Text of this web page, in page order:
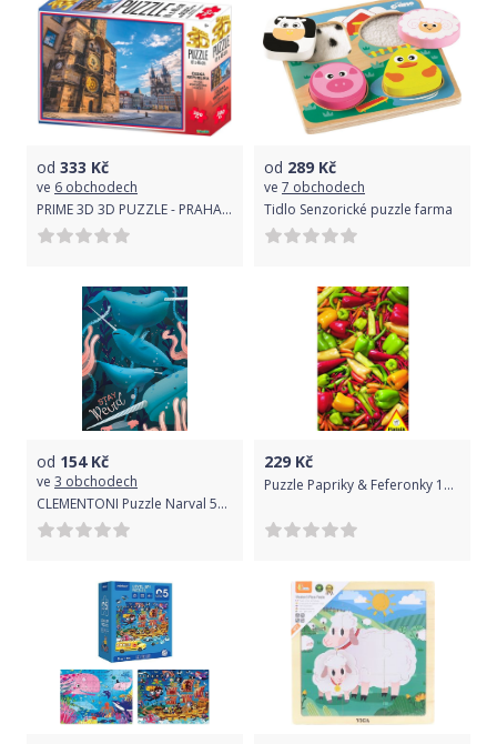
od 333 Kč
ve 6 obchodech
PRIME 3D 3D PUZZLE - PRAHA - Staroměstské náměstí 300 dílků
od 289 Kč
ve 7 obchodech
Tidlo Senzorické puzzle farma
od 154Kč
ve 3 obchodech
CLEMENTONI Puzzle Narval 500 dílků
229 Kč
Puzzle Papriky & Feferonky 1000 dílků